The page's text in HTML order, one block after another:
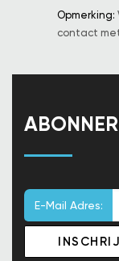
Opmerking:
contact
E-Mail Adres: